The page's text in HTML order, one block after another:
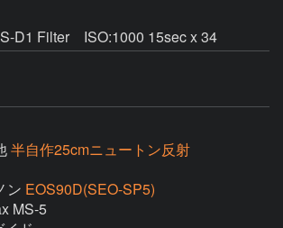
D1 Filter ISO:1000 15sec x 34
半自作25cmニュートン反射
ン EOS90D(SEO-SP5)
MS-5